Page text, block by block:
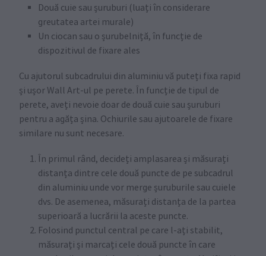
Două cuie sau șuruburi (luați în considerare
greutatea artei murale)
Un ciocan sau o șurubelniță, în funcție de
dispozitivul de fixare ales
Cu ajutorul subcadrului din aluminiu vă puteți fixa rapid
și ușor Wall Art-ul pe perete. În funcție de tipul de
perete, aveți nevoie doar de două cuie sau șuruburi
pentru a agăța șina. Ochiurile sau ajutoarele de fixare
similare nu sunt necesare.
În primul rând, decideți amplasarea și măsurați
distanța dintre cele două puncte de pe subcadrul
din aluminiu unde vor merge șuruburile sau cuiele
dvs. De asemenea, măsurați distanța de la partea
superioară a lucrării la aceste puncte.
Folosind punctul central pe care l-ați stabilit,
măsurați și marcați cele două puncte în care